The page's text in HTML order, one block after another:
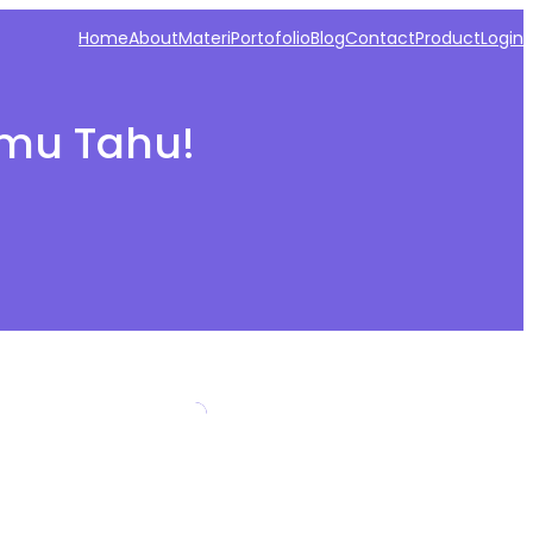
HomeAboutMateriPortofolioBlogContactProductLogin
Tahu!